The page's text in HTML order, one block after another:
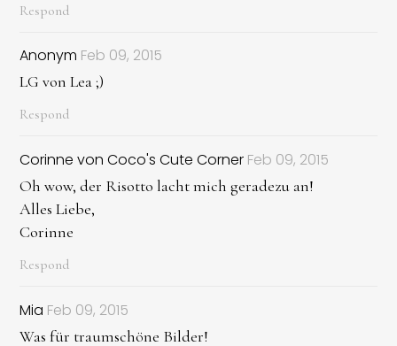
Respond
Anonym Feb 09, 2015
LG von Lea ;)
Respond
Corinne von Coco's Cute Corner Feb 09, 2015
Oh wow, der Risotto lacht mich geradezu an!
Alles Liebe,
Corinne
Respond
Mia Feb 09, 2015
Was für traumschöne Bilder!